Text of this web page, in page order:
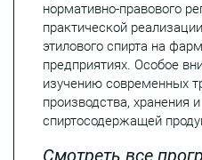
нормативно-правового
практической
этилового спирта на
предприятиях. Особое
изучению современных
производства, хранения
спиртосодержащей